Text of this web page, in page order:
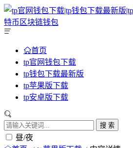
首页
tp官网钱包下载
tp钱包下载最新版
tp苹果版下载
tp安卓版下载
搜 索
昼/夜